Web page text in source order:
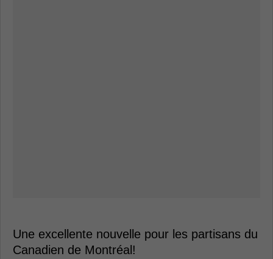
Une excellente nouvelle pour les partisans du
Canadien de Montréal!